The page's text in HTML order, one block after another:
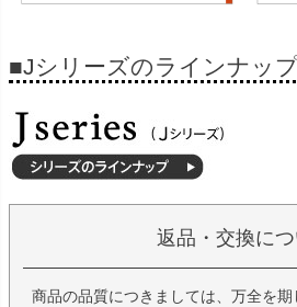
■Jシリーズのラインナッ
返品・交換に
商品の品質につきましては、万全を